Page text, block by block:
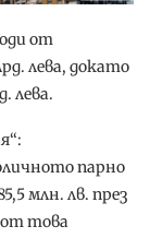
от
лева, докато
лева.
парно
млн. лв. през
от това